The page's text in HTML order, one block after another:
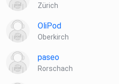
Zürich
OliPod
Oberkirch
paseo
Rorschach